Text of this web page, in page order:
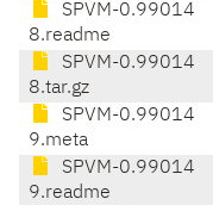
SPVM-0.99014
8.readme
SPVM-0.99014
8.tar.gz
SPVM-0.99014
9.meta
SPVM-0.99014
9.readme